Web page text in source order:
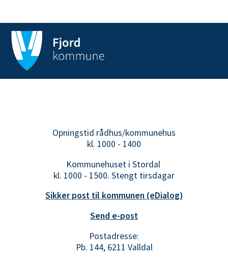
Opningstid rådhus/kommunehus
kl. 1000 - 1400
Kommunehuset i Stordal
kl. 1000 - 1500. Stengt tirsdagar
Sikker post til kommunen (eDialog)
Send e-post
Postadresse:
Pb. 144, 6211 Valldal